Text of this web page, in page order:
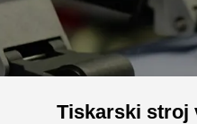
Tiskarski stroj